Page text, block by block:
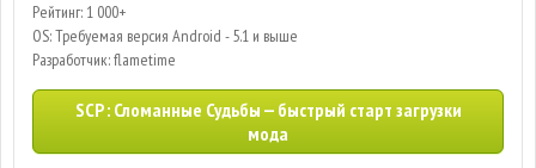
Рейтинг: 1 000+
OS: Требуемая версия Android - 5.1 и выше
Разработчик: flametime
SCP : Сломанные Судьбы — быстрый старт загрузки
мода